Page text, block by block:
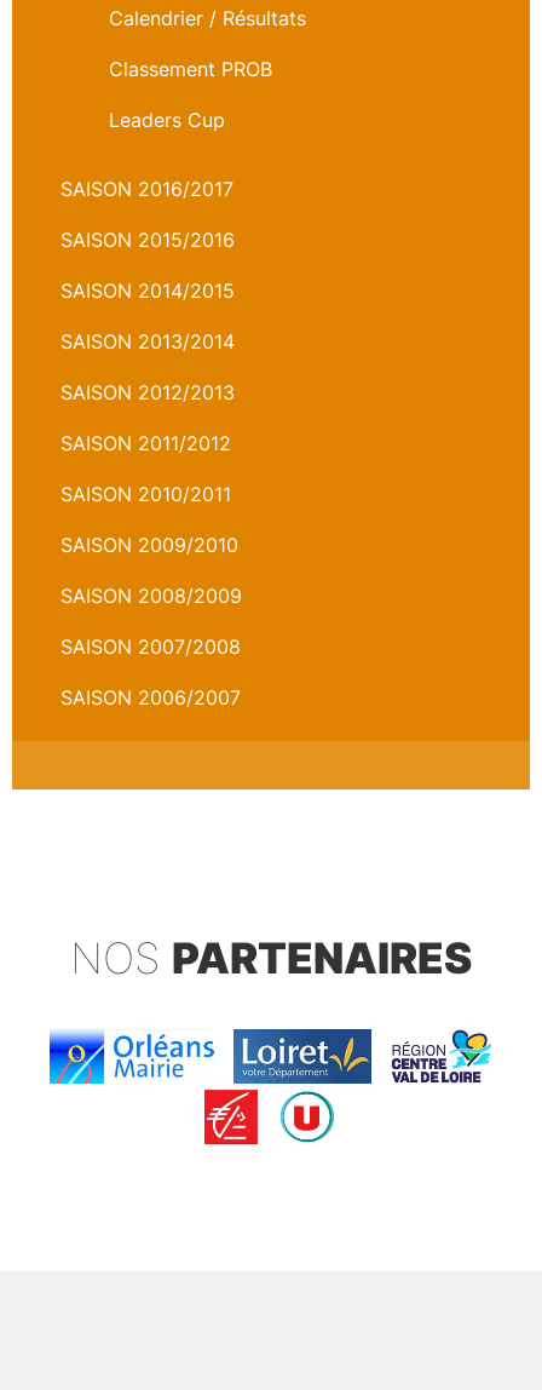
Calendrier / Résultats
Classement PROB
Leaders Cup
SAISON 2016/2017
SAISON 2015/2016
SAISON 2014/2015
SAISON 2013/2014
SAISON 2012/2013
SAISON 2011/2012
SAISON 2010/2011
SAISON 2009/2010
SAISON 2008/2009
SAISON 2007/2008
SAISON 2006/2007
NOS PARTENAIRES